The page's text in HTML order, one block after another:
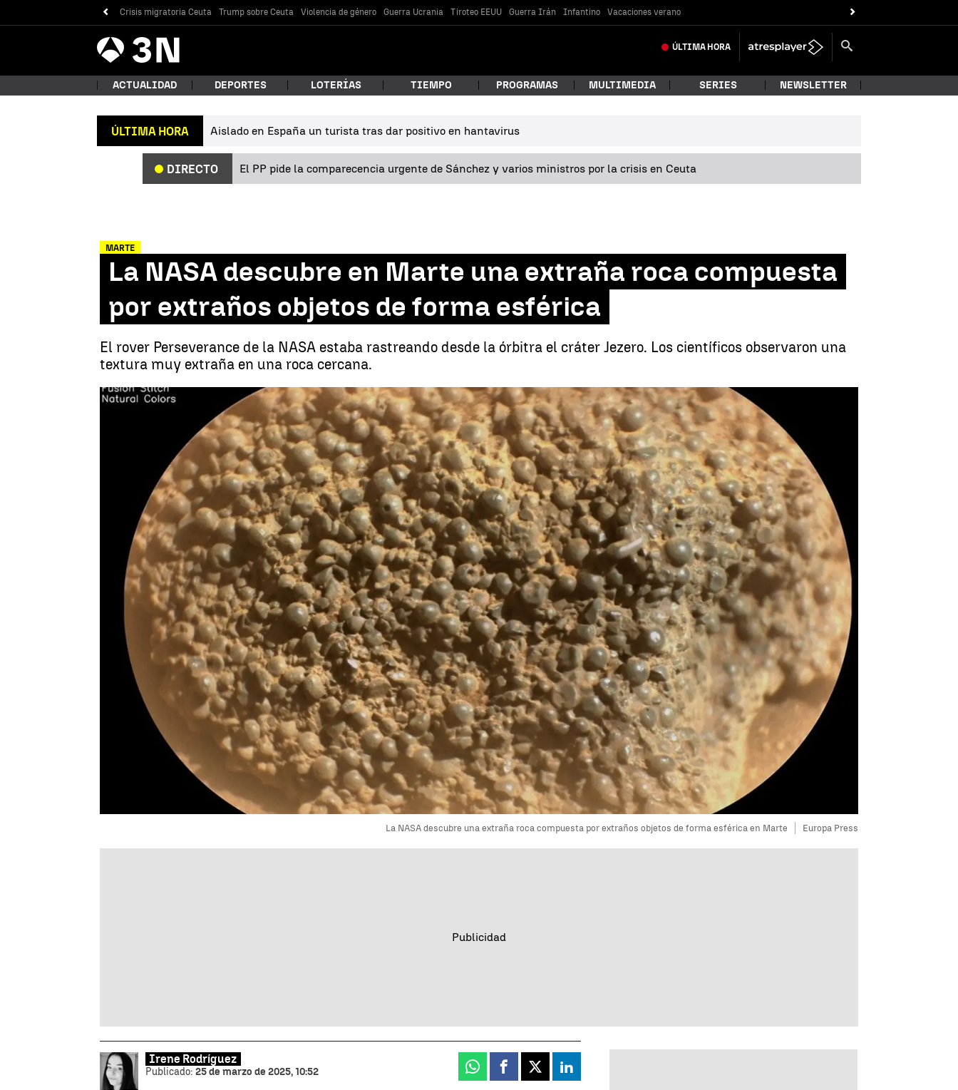
Crisis migratoria Ceuta Trump sobre Ceuta Violencia de género Guerra Ucrania Tiroteo EEUU Guerra Irán Infantino Vacaciones verano
Antena
3 Noticias ÚLTIMA HORA
¿Qué estás buscando?
Buscar
ACTUALIDAD DEPORTES LOTERÍAS TIEMPO PROGRAMAS MULTIMEDIA SERIES NEWSLETTER
ÚLTIMA HORA Aislado en España un turista tras dar positivo en hantavirus
DIRECTO El PP pide la comparecencia urgente de Sánchez y varios ministros por la crisis en Ceuta
MARTE
La NASA descubre en Marte una extraña roca compuesta
por extraños objetos de forma esférica
El rover Perseverance de la NASA estaba rastreando desde la órbitra el cráter Jezero. Los científicos observaron una
textura muy extraña en una roca cercana.
La NASA descubre una extraña roca compuesta por extraños objetos de forma esférica en Marte Europa Press
Irene Rodríguez
Publicado: 25 de marzo de 2025, 10:52 Whatsapp
Facebook
X Linkedin